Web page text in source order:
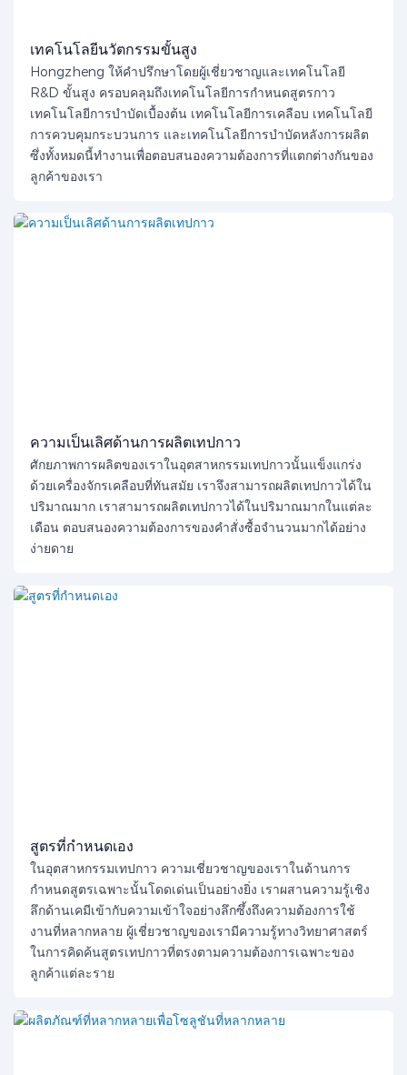
เทคโนโลยีนวัตกรรมขั้นสูง
Hongzheng ให้คำปรึกษาโดยผู้เชี่ยวชาญและเทคโนโลยี
R&D ขั้นสูง ครอบคลุมถึงเทคโนโลยีการกำหนดสูตรกาว
เทคโนโลยีการบำบัดเบื้องต้น เทคโนโลยีการเคลือบ เทคโนโลยี
การควบคุมกระบวนการ และเทคโนโลยีการบำบัดหลังการผลิต
ซึ่งทั้งหมดนี้ทำงานเพื่อตอบสนองความต้องการที่แตกต่างกันของ
ลูกค้าของเรา
ความเป็นเลิศด้านการผลิตเทปกาว
ศักยภาพการผลิตของเราในอุตสาหกรรมเทปกาวนั้นแข็งแกร่ง
ด้วยเครื่องจักรเคลือบที่ทันสมัย ​​เราจึงสามารถผลิตเทปกาวได้ใน
ปริมาณมาก เราสามารถผลิตเทปกาวได้ในปริมาณมากในแต่ละ
เดือน ตอบสนองความต้องการของคำสั่งซื้อจำนวนมากได้อย่าง
ง่ายดาย
สูตรที่กำหนดเอง
ในอุตสาหกรรมเทปกาว ความเชี่ยวชาญของเราในด้านการ
กำหนดสูตรเฉพาะนั้นโดดเด่นเป็นอย่างยิ่ง เราผสานความรู้เชิง
ลึกด้านเคมีเข้ากับความเข้าใจอย่างลึกซึ้งถึงความต้องการใช้
งานที่หลากหลาย ผู้เชี่ยวชาญของเรามีความรู้ทางวิทยาศาสตร์
ในการคิดค้นสูตรเทปกาวที่ตรงตามความต้องการเฉพาะของ
ลูกค้าแต่ละราย